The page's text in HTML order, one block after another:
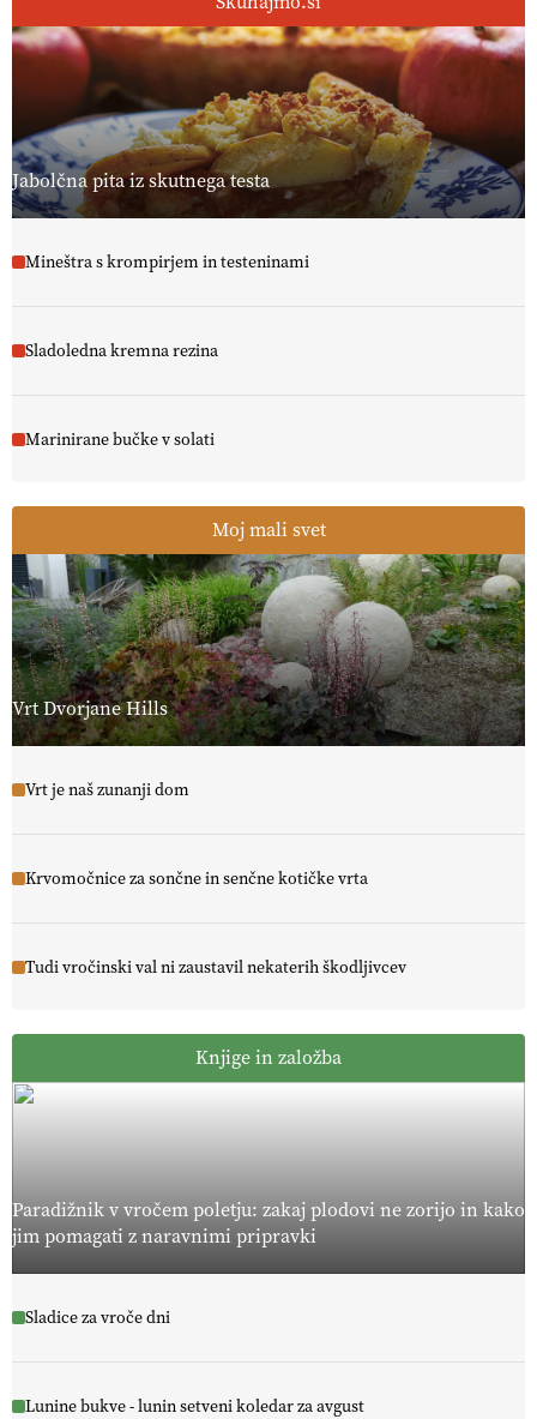
Jabolčna pita iz skutnega testa
Mineštra s krompirjem in testeninami
Sladoledna kremna rezina
Marinirane bučke v solati
Moj mali svet
Vrt Dvorjane Hills
Vrt je naš zunanji dom
Krvomočnice za sončne in senčne kotičke vrta
Tudi vročinski val ni zaustavil nekaterih škodljivcev
Knjige in založba
Paradižnik v vročem poletju: zakaj plodovi ne zorijo in kako
jim pomagati z naravnimi pripravki
Sladice za vroče dni
Lunine bukve - lunin setveni koledar za avgust